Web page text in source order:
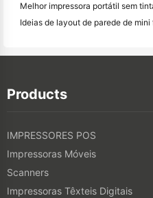
Products
IMPRESSORES POS
Impressoras Móveis
Scanners
Impressoras Têxteis Digitais